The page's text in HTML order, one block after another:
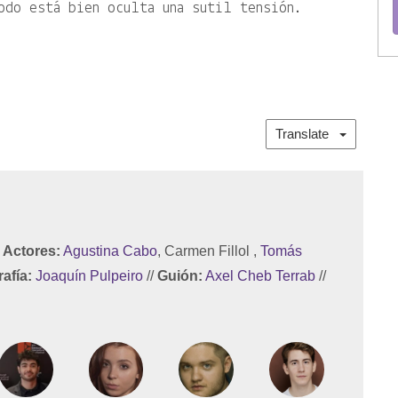
está bien oculta una sutil tensión.
Translate
Actores: Agustina Cabo, Carmen Fillol ,Tomás
Joaquín Pulpeiro // Guión: Axel Cheb Terrab //